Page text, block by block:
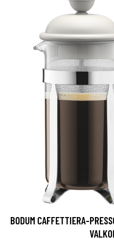
BODUM CAFFETTIERA-